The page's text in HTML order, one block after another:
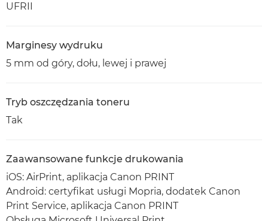
UFRII
Marginesy wydruku
5 mm od góry, dołu, lewej i prawej
Tryb oszczędzania toneru
Tak
Zaawansowane funkcje drukowania
iOS: AirPrint, aplikacja Canon PRINT
Android: certyfikat usługi Mopria, dodatek Canon
Print Service, aplikacja Canon PRINT